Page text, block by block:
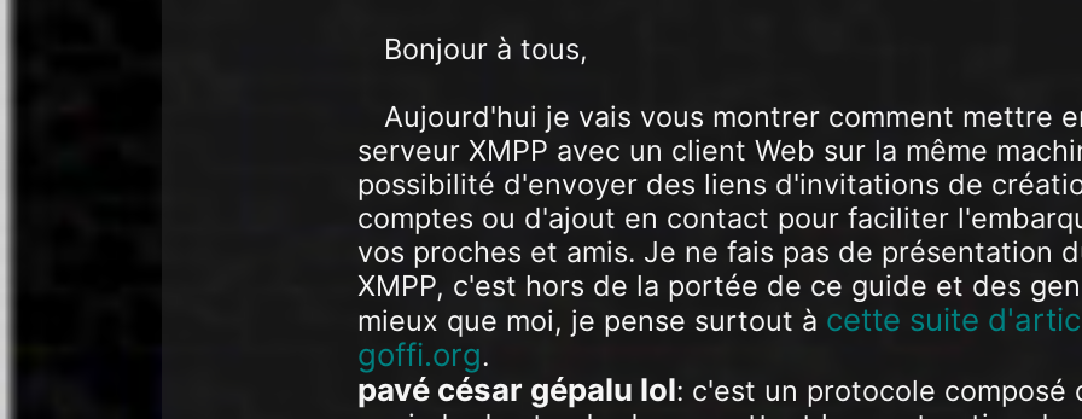
Bonjour à tous,
Aujourd'hui je vais vous montrer comment mettre
serveur XMPP avec un client Web sur la même
possibilité d'envoyer des liens d'invitations de
comptes ou d'ajout en contact pour faciliter
vos proches et amis. Je ne fais pas de présentation
XMPP, c'est hors de la portée de ce guide et des
mieux que moi, je pense surtout à cette suite
goffi.org.
pavé césar gépalu lol: c'est un protocole composé